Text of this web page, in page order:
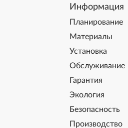
Информация
Планирование
Материалы
Установка
Обслуживание
Гарантия
Экология
Безопасность
Производство